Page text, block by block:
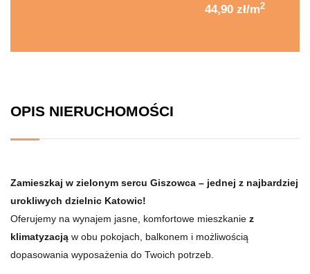
44,90 zł/m2
OPIS NIERUCHOMOŚCI
Zamieszkaj w zielonym sercu Giszowca – jednej z najbardziej
urokliwych dzielnic Katowic!
Oferujemy na wynajem jasne, komfortowe mieszkanie z
klimatyzacją w obu pokojach, balkonem i możliwością
dopasowania wyposażenia do Twoich potrzeb.